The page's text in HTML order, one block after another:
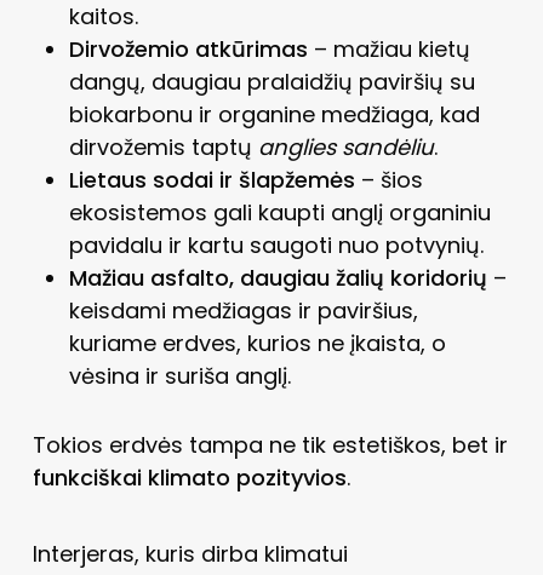
kaitos.
Dirvožemio atkūrimas – mažiau kietų
dangų, daugiau pralaidžių paviršių su
biokarbonu ir organine medžiaga, kad
dirvožemis taptų anglies sandėliu.
Lietaus sodai ir šlapžemės – šios
ekosistemos gali kaupti anglį organiniu
pavidalu ir kartu saugoti nuo potvynių.
Mažiau asfalto, daugiau žalių koridorių –
keisdami medžiagas ir paviršius,
kuriame erdves, kurios ne įkaista, o
vėsina ir suriša anglį.
Tokios erdvės tampa ne tik estetiškos, bet ir
funkciškai klimato pozityvios.
Interjeras, kuris dirba klimatui